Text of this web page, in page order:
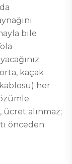
bile
kaçak
her
ücret alınmaz;
önceden